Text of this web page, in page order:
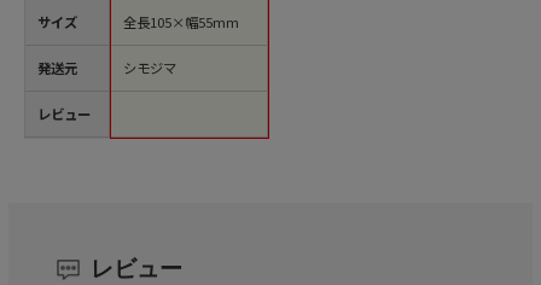
サイズ
発送元
レビュー
全長105×幅55mm
シモジマ
レビュー